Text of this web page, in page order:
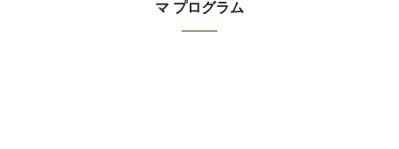
マ プログラム